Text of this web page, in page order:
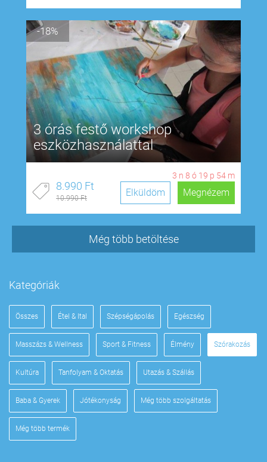
-18%
3 órás festő workshop
eszközhasználattal
3 n 8 ó 19 p 53 m
8.990 Ft
10.990 Ft Megnézem
Elküldöm
Még több betöltése
Kategóriák
Összes Étel & Ital Szépségápolás Egészség
Masszázs & Wellness Sport & Fitness Élmény Szórakozás
Kultúra Tanfolyam & Oktatás Utazás & Szállás
Baba & Gyerek Jótékonyság Még több szolgáltatás
Még több termék